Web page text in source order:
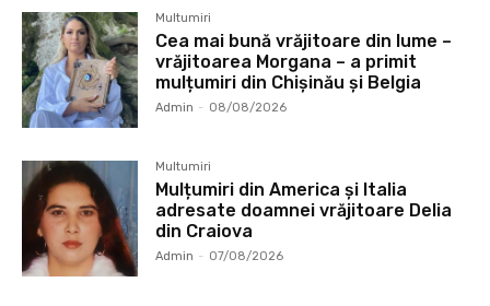
Multumiri
Cea mai bună vrăjitoare din lume –
vrăjitoarea Morgana – a primit
mulțumiri din Chișinău și Belgia
Admin - 08/08/2026
Multumiri
Mulțumiri din America și Italia
adresate doamnei vrăjitoare Delia
din Craiova
Admin - 07/08/2026